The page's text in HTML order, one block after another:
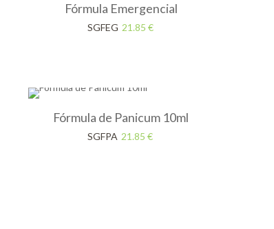
Fórmula Emergencial
SGFEG 21.85 €
Fórmula de Panicum 10ml
SGFPA 21.85€